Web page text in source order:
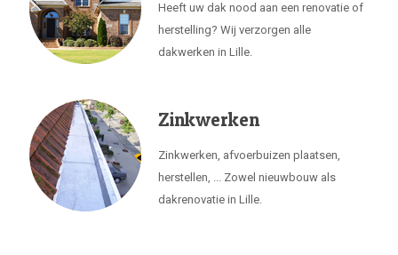
Heeft uw dak nood aan een renovatie of
herstelling? Wij verzorgen alle
dakwerken in Lille.
Zinkwerken
Zinkwerken, afvoerbuizen plaatsen,
herstellen, ... Zowel nieuwbouw als
dakrenovatie in Lille.